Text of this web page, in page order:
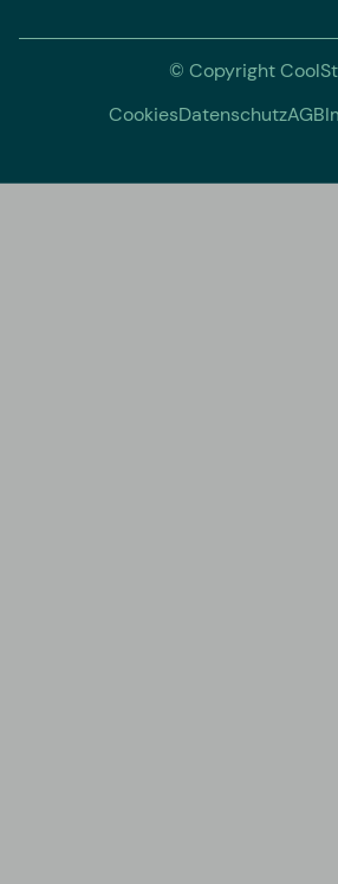
© Copyright
CookiesDatenschutzAGB